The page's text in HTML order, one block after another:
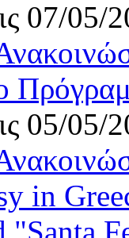
07/05/
05/05/
in
"Santa